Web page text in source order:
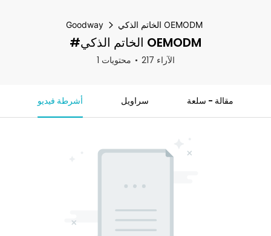
Goodway الخاتم الذكي OEMODM
#الخاتم الذكي OEMODM
1 محتويات 217 الآراء
أشرطة فيديو سراويل مقالة - سلعة